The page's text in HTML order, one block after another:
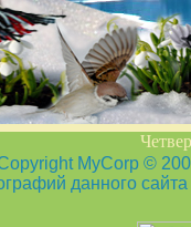
MyCorp ©
данного